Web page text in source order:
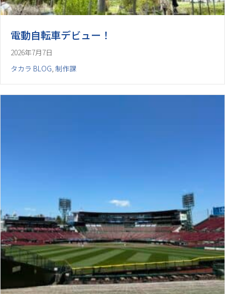
電動自転車デビュー！
2026年7月7日
タカラ BLOG, 制作課